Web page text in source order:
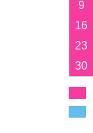
9
16
23
30